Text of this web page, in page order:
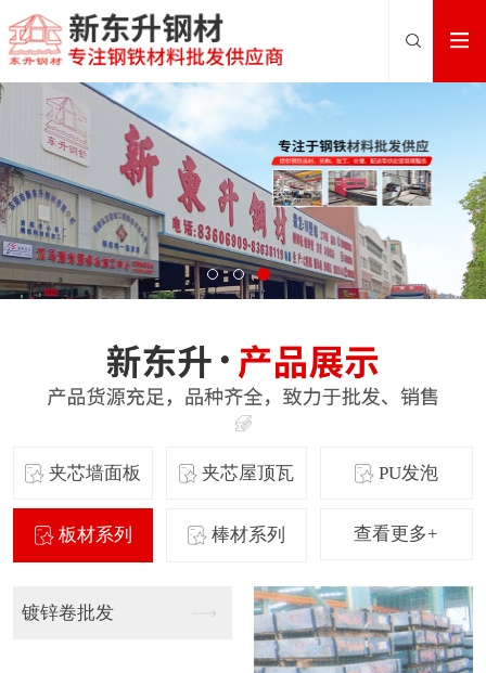
夹芯墙面板 夹芯屋顶瓦 PU发泡
板材系列 棒材系列 查看更多+